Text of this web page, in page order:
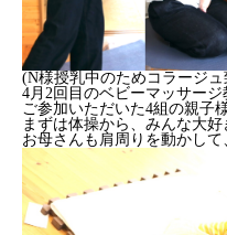
(N様授乳中のためコラージ
4月2回目のベビーマッサージ
ご参加いただいた4組の親子
まずは体操から、みんな大好
お母さんも肩周りを動かして